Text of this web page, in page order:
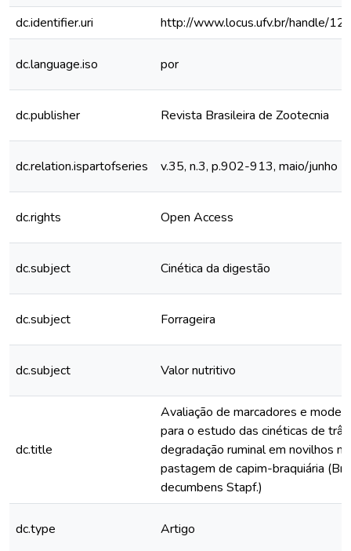
dc.identifier.uri
http://www.locus.ufv.br/handle/
dc.language.iso por
dc.publisher Revista Brasileira de Zootecnia
dc.relation.ispartofseries v.35, n.3, p.902-913, maio/junho
dc.rights Open Access
dc.subject Cinética da digestão
dc.subject Forrageira
dc.subject Valor nutritivo
dc.title
Avaliação de marcadores e
para o estudo das cinéticas de
degradação ruminal em novilhos
pastagem de capim-braquiária
decumbens Stapf.)
dc.type Artigo